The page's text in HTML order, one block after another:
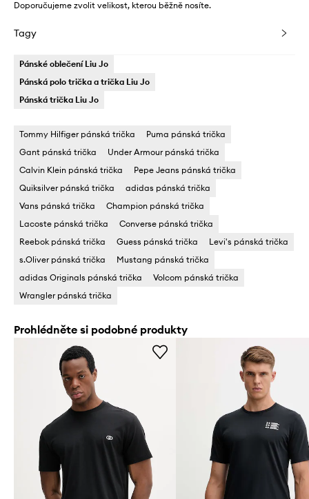
Doporučujeme zvolit velikost, kterou běžně nosíte.
Tagy
Pánské oblečení Liu Jo
Pánská polo trička a trička Liu Jo
Pánská trička Liu Jo
Tommy Hilfiger pánská trička
Puma pánská trička
Gant pánská trička
Under Armour pánská trička
Calvin Klein pánská trička
Pepe Jeans pánská trička
Quiksilver pánská trička
adidas pánská trička
Vans pánská trička
Champion pánská trička
Lacoste pánská trička
Converse pánská trička
Reebok pánská trička
Guess pánská trička
Levi's pánská trička
s.Oliver pánská trička
Mustang pánská trička
adidas Originals pánská trička
Volcom pánská trička
Wrangler pánská trička
Prohlédněte si podobné produkty